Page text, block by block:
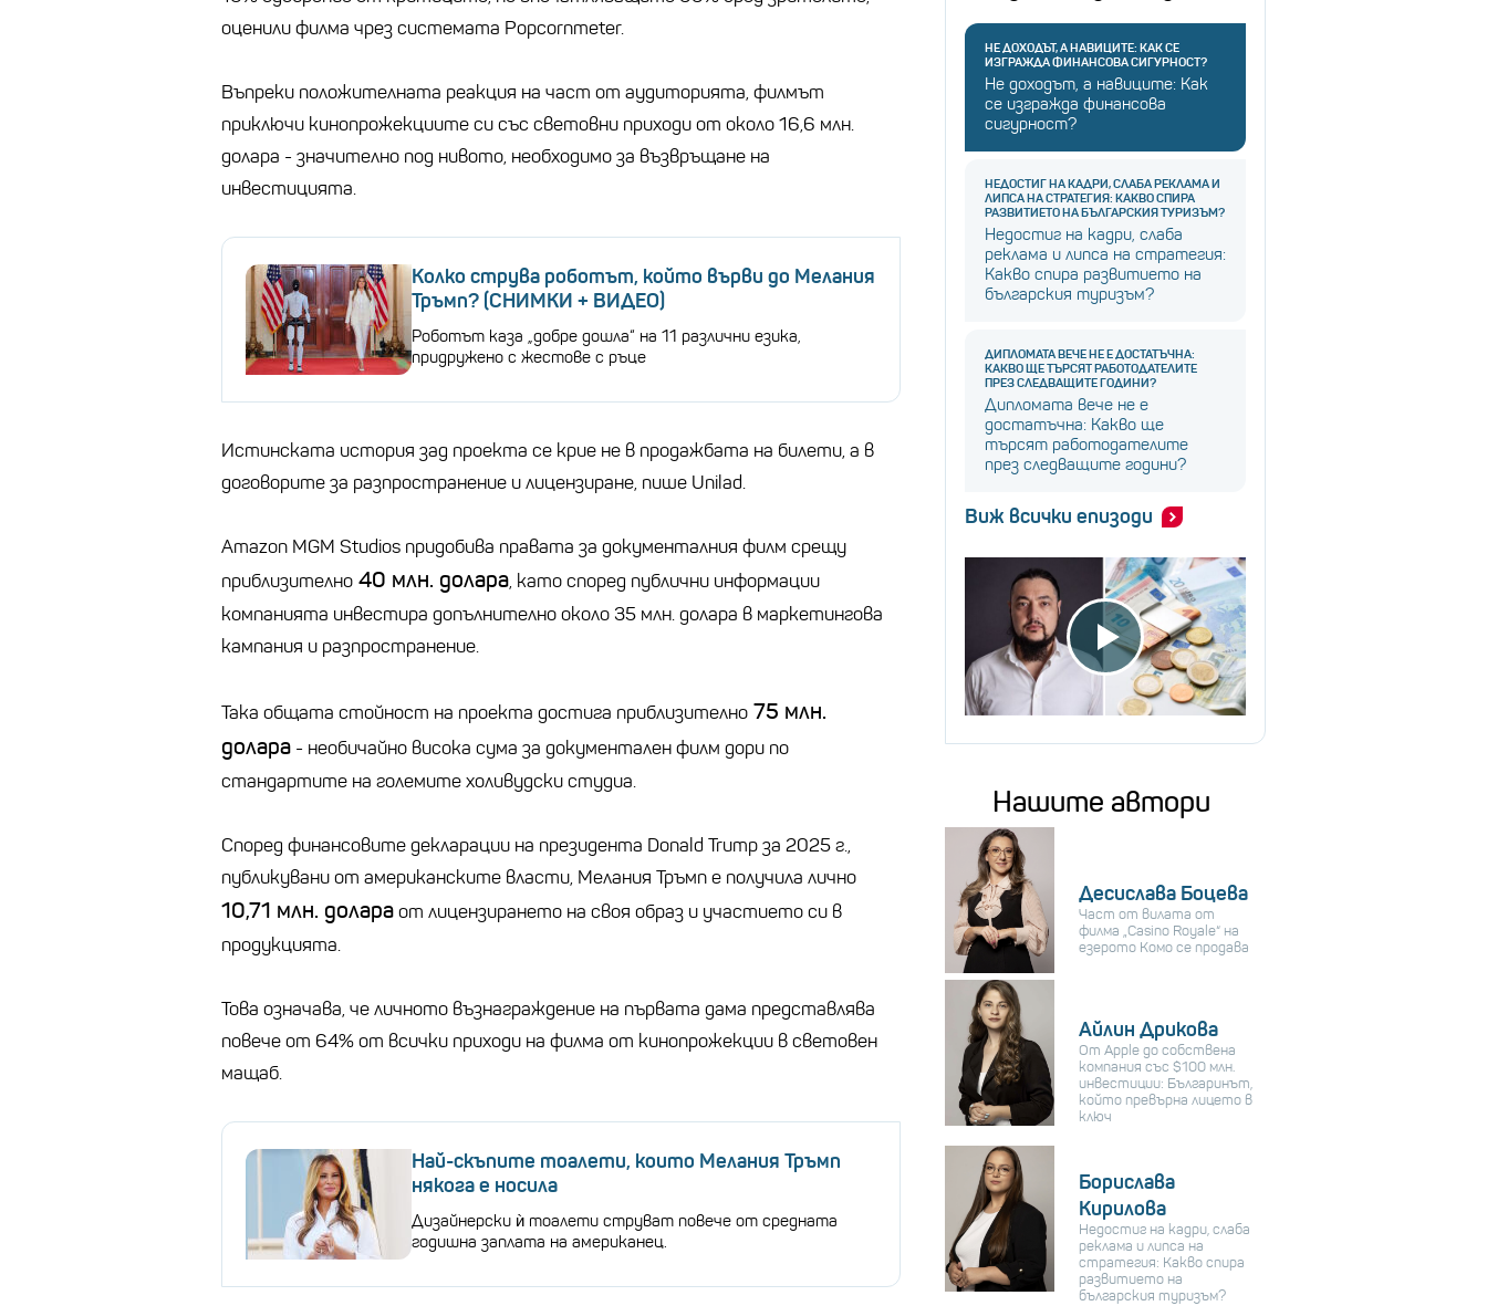
оценили филма чрез системата Popcornmeter.
Въпреки положителната реакция на част от аудиторията, филмът
приключи кинопрожекциите си със световни приходи от около 16,6 млн.
долара - значително под нивото, необходимо за възвръщане на
инвестицията.
Колко струва роботът, който върви до Мелания
Тръмп? (СНИМКИ + ВИДЕО)
Роботът каза „добре дошла“ на 11 различни езика,
придружено с жестове с ръце
Истинската история зад проекта се крие не в продажбата на билети, а в
договорите за разпространение и лицензиране, пише Unilad.
Amazon MGM Studios придобива правата за документалния филм срещу
приблизително 40 млн. долара, като според публични информации
компанията инвестира допълнително около 35 млн. долара в маркетингова
кампания и разпространение.
Така общата стойност на проекта достига приблизително 75 млн.
долара - необичайно висока сума за документален филм дори по
стандартите на големите холивудски студиа.
Според финансовите декларации на президента Donald Trump за 2025 г.,
публикувани от американските власти, Мелания Тръмп е получила лично
10,71 млн. долараот лицензирането на своя образ и участието си в
продукцията.
Това означава, че личното възнаграждение на първата дама представлява
повече от 64% от всички приходи на филма от кинопрожекции в световен
мащаб.
Най-скъпите тоалети, които Мелания Тръмп
някога е носила
Дизайнерски ѝ тоалети струват повече от средната
годишна заплата на американец.
НЕ ДОХОДЪТ, А НАВИЦИТЕ: КАК СЕ
ИЗГРАЖДА ФИНАНСОВА СИГУРНОСТ?
Не доходът, а навиците: Как
се изгражда финансова
сигурност?
НЕДОСТИГ НА КАДРИ, СЛАБА РЕКЛАМА И
ЛИПСА НА СТРАТЕГИЯ: КАКВО СПИРА
РАЗВИТИЕТО НА БЪЛГАРСКИЯ ТУРИЗЪМ?
Недостиг на кадри, слаба
реклама и липса на стратегия:
Какво спира развитието на
българския туризъм?
ДИПЛОМАТА ВЕЧЕ НЕ Е ДОСТАТЪЧНА:
КАКВО ЩЕ ТЪРСЯТ РАБОТОДАТЕЛИТЕ
ПРЕЗ СЛЕДВАЩИТЕ ГОДИНИ?
Дипломата вече не е
достатъчна: Какво ще
търсят работодателите
през следващите години?
Виж всички епизоди
Нашите автори
Десислава Боцева
Част от вилата от
филма „Casino Royale“ на
езерото Комо се продава
Айлин Дрикова
От Apple до собствена
компания със $100 млн.
инвестиции: Българинът,
който превърна лицето в
ключ
Борислава
Кирилова
Недостиг на кадри, слаба
реклама и липса на
стратегия: Какво спира
развитието на
българския туризъм?